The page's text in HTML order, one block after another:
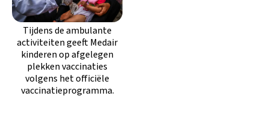
Tijdens de ambulante
activiteiten geeft Medair
kinderen op afgelegen
plekken vaccinaties
volgens het officiële
vaccinatieprogramma.